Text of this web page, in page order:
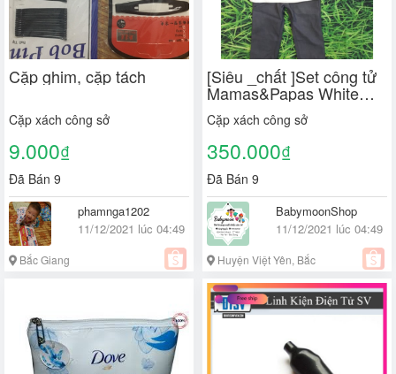
Cặp ghim, cặp tách
Cặp xách công sở
9.000₫
Đã Bán 9
phamnga1202
11/12/2021 lúc 04:49
Bắc Giang
[Siêu _chất ]Set công tử
Mamas&Papas White
chính hãng
Cặp xách công sở
350.000₫
Đã Bán 9
BabymoonShop
11/12/2021 lúc 04:49
Huyện Việt Yên, Bắc